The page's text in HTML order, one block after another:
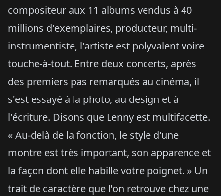
compositeur aux 11 albums vendus à 40
millions d'exemplaires, producteur, multi-
instrumentiste, l'artiste est polyvalent voire
touche-à-tout. Entre deux concerts, après
des premiers pas remarqués au cinéma, il
s'est essayé à la photo, au design et à
l'écriture. Disons que Lenny est multifacette.
« Au-delà de la fonction, le style d'une
montre est très important, son apparence et
la façon dont elle habille votre poignet. » Un
trait de caractère que l'on retrouve chez une